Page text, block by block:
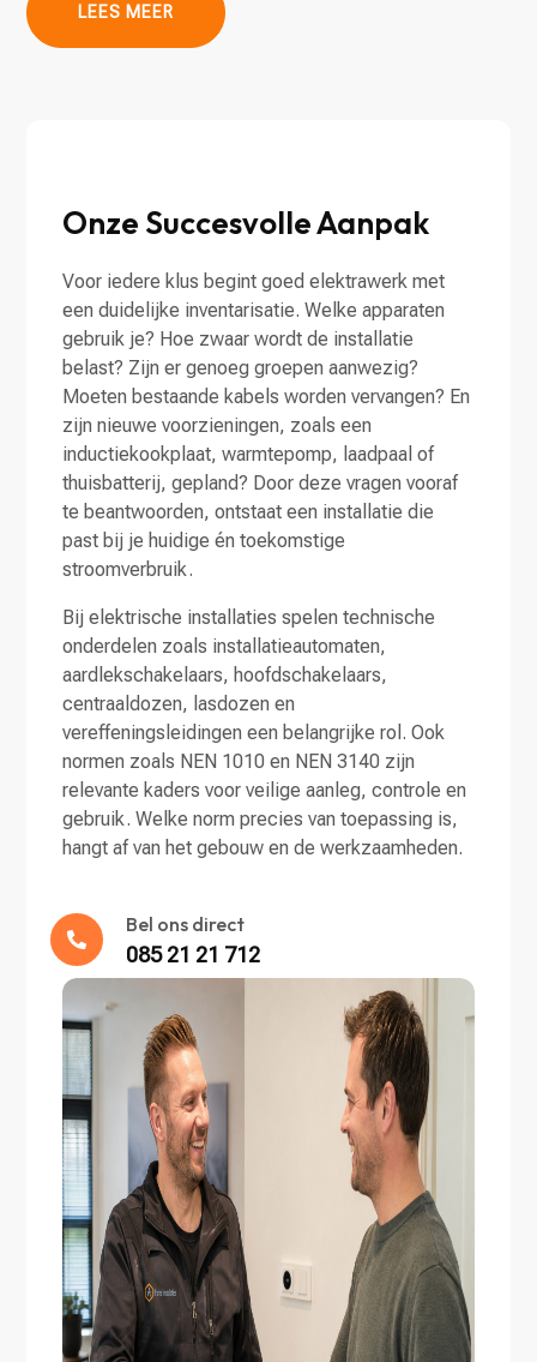
LEES MEER
Onze Succesvolle Aanpak
Voor iedere klus begint goed elektrawerk met
een duidelijke inventarisatie. Welke apparaten
gebruik je? Hoe zwaar wordt de installatie
belast? Zijn er genoeg groepen aanwezig?
Moeten bestaande kabels worden vervangen? En
zijn nieuwe voorzieningen, zoals een
inductiekookplaat, warmtepomp, laadpaal of
thuisbatterij, gepland? Door deze vragen vooraf
te beantwoorden, ontstaat een installatie die
past bij je huidige én toekomstige
stroomverbruik.
Bij elektrische installaties spelen technische
onderdelen zoals installatieautomaten,
aardlekschakelaars, hoofdschakelaars,
centraaldozen, lasdozen en
vereffeningsleidingen een belangrijke rol. Ook
normen zoals NEN 1010 en NEN 3140 zijn
relevante kaders voor veilige aanleg, controle en
gebruik. Welke norm precies van toepassing is,
hangt af van het gebouw en de werkzaamheden.

Bel ons direct
085 21 21 712